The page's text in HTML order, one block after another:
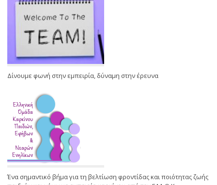
Δίνουμε φωνή στην εμπειρία, δύναμη στην έρευνα
Ένα σημαντικό βήμα για τη βελτίωση φροντίδας και ποιότητας ζωής